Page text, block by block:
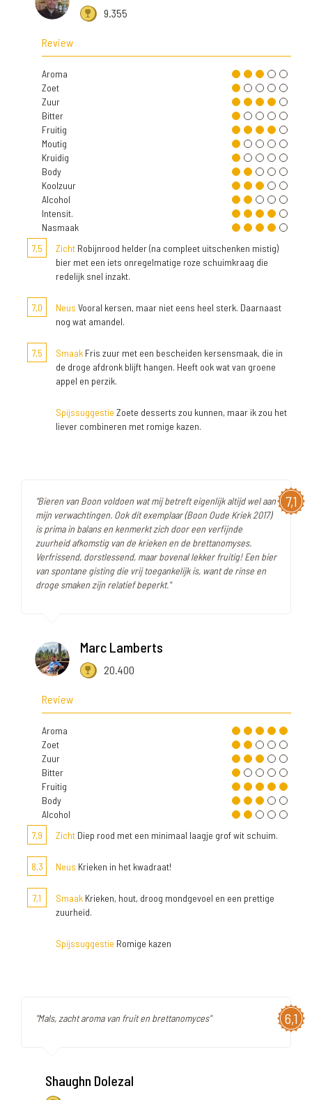
9.355
Review
Aroma
Zoet
Zuur
Bitter
Fruitig
Moutig
Kruidig
Body
Koolzuur
Alcohol
Intensit.
Nasmaak
7,5
Zicht Robijnrood helder (na compleet uitschenken mistig)
bier met een iets onregelmatige roze schuimkraag die
redelijk snel inzakt.
7,0 Neus Vooral kersen, maar niet eens heel sterk. Daarnaast
nog wat amandel.
7,5 Smaak Fris zuur met een bescheiden kersensmaak, die in
de droge afdronk blijft hangen. Heeft ook wat van groene
appel en perzik.
Spijssuggestie Zoete desserts zou kunnen, maar ik zou het
liever combineren met romige kazen.
7,1
"Bieren van Boon voldoen wat mij betreft eigenlijk altijd wel aan
mijn verwachtingen. Ook dit exemplaar (Boon Oude Kriek 2017)
is prima in balans en kenmerkt zich door een verfijnde
zuurheid afkomstig van de krieken en de brettanomyses.
Verfrissend, dorstlessend, maar bovenal lekker fruitig! Een bier
van spontane gisting die vrij toegankelijk is, want de rinse en
droge smaken zijn relatief beperkt."
Marc Lamberts
20.400
Review
Aroma
Zoet
Zuur
Bitter
Fruitig
Body
Alcohol
7,9
Zicht Diep rood met een minimaal laagje grof wit schuim.
8,3 Neus Krieken in het kwadraat!
7,1 Smaak Krieken, hout, droog mondgevoel en een prettige
zuurheid.
Spijssuggestie Romige kazen
6,1
"Mals, zacht aroma van fruit en brettanomyces"
Shaughn Dolezal